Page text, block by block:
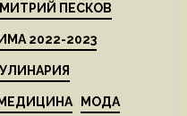
ПЕСКОВ
2022-2023
МЕДИЦИНА МОДА